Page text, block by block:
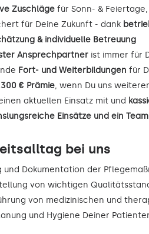
Zuschläge für Sonn- &
für Deine Zukunft - dank
& individuelle Betreuung
Ansprechpartner ist immer für
Fort- und Weiterbildungen für
€ Prämie, wenn Du uns
aktuellen Einsatz mit und
Einsätze und ein
bei uns
und Dokumentation der
von wichtigen
von medizinischen und
und Hygiene Deiner